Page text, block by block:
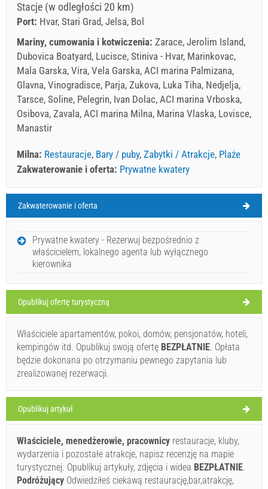
Stacje (w odległości 20 km)
Port: Hvar, Stari Grad, Jelsa, Bol
Mariny, cumowania i kotwiczenia: Zarace, Jerolim Island,
Dubovica Boatyard, Lucisce, Stiniva - Hvar, Marinkovac,
Mala Garska, Vira, Vela Garska, ACI marina Palmizana,
Glavna, Vinogradisce, Parja, Zukova, Luka Tiha, Nedjelja,
Tarsce, Soline, Pelegrin, Ivan Dolac, ACI marina Vrboska,
Osibova, Zavala, ACI marina Milna, Marina Vlaska, Lovisce,
Manastir
Milna: Restauracje, Bary / puby, Zabytki / Atrakcje, Plaże
Zakwaterowanie i oferta: Prywatne kwatery
Milna Pogoda
PIĄTEK
Chorwacja, Wyspa Hvar,
33°C
08.08.2026 33°C Bezchmurnie
niedziela,
09.08.2026 27°C Bezchmurnie
Mapa turystyczna
Ivan Nane (Facebook page)
Address: Milna 5 WORKING HOURS
Zakwaterowanie i oferta
Prywatne kwatery - Rezerwuj bezpośrednio z
właścicielem, lokalnego agenta lub wyłącznego
kierownika
Opublikuj ofertę turystyczną
Właściciele apartamentów, pokoi, domów, pensjonatów, hoteli,
kempingów itd. Opublikuj swoją ofertę BEZPŁATNIE. Opłata
będzie dokonana po otrzymaniu pewnego zapytania lub
zrealizowanej rezerwacji.
Opublikuj artykuł
Właściciele, menedżerowie, pracownicy restauracje, kluby,
wydarzenia i pozostałe atrakcje, napisz recenzję na mapie
turystycznej. Opublikuj artykuły, zdjęcia i widea BEZPŁATNIE.
Podróżujący Odwiedziłeś ciekawą restaurację,bar,atrakcję,